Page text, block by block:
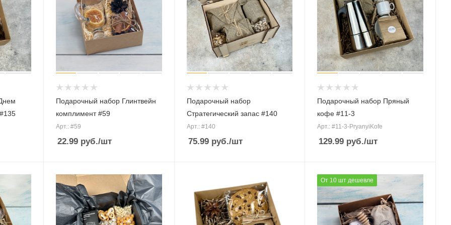
Подарочный набор Глинтвейн
комплимент #59
Арт.: #59
22.99руб./шт
Подарочный набор
Стратегический запас #140
Арт.: #140
75.99руб./шт
Подарочный набор Пряный
кофе #11-3
Арт.: #11-3-PryanyiKofe
129.99 руб./шт
От 10 шт дешевле